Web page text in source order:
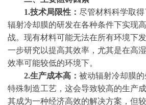
1.技术局限性： 尽管材料科学取
辐射冷却膜的研发在各种条件下实现
战。现有材料可能无法在所有环境下
一步研究以提高其效率，尤其是在高
效率可能较低的环境下。
2.生产成本高： 被动辐射冷却膜
特殊制造工艺，这会导致较高的生产
其成为一种经济高效的解决方案，但